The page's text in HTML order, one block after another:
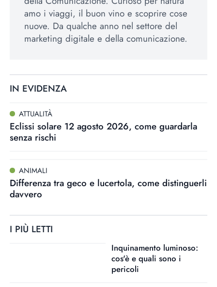
amo i viaggi, il buon vino e scoprire cose
nuove. Da qualche anno nel settore del
marketing digitale e della comunicazione.
IN EVIDENZA
ATTUALITÀ
Eclissi solare 12 agosto 2026, come guardarla
senza rischi
ANIMALI
Differenza tra geco e lucertola, come distinguerli
davvero
I PIÙ LETTI
Inquinamento luminoso:
cos'è e quali sono i
pericoli